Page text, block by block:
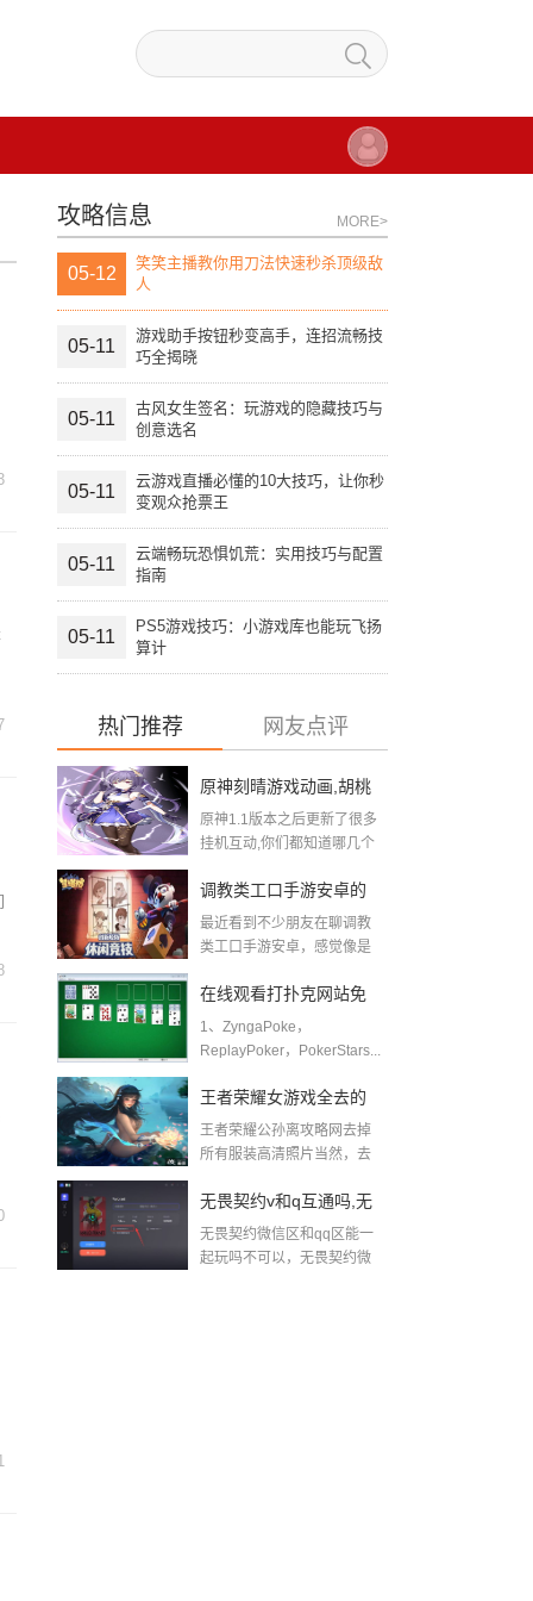
攻略信息 MORE>
05-12
笑笑主播教你用刀法快速秒杀顶级敌
人
05-11
游戏助手按钮秒变高手，连招流畅技
巧全揭晓
05-11
古风女生签名：玩游戏的隐藏技巧与
创意选名
05-11
云游戏直播必懂的10大技巧，让你秒
变观众抢票王
05-11
云端畅玩恐惧饥荒：实用技巧与配置
指南
05-11
PS5游戏技巧：小游戏库也能玩飞扬
算计
热门推荐 网友点评
原神刻晴游戏动画,胡桃
刻晴大战史莱姆在哪里
原神1.1版本之后更新了很多
挂机互动,你们都知道哪几个
调教类工口手游安卓的
市场与玩法解读（非露
最近看到不少朋友在聊调教
类工口手游安卓，感觉像是
在线观看打扑克网站免
费打牌的网站有哪些
1、ZyngaPoke，
ReplayPoker，PokerStars...
王者荣耀女游戏全去的
照片,王者荣耀把西施卧
王者荣耀公孙离攻略网去掉
所有服装高清照片当然，去
无畏契约v和q互通吗,无
畏契约可以转移qq号吗
无畏契约微信区和qq区能一
起玩吗不可以，无畏契约微